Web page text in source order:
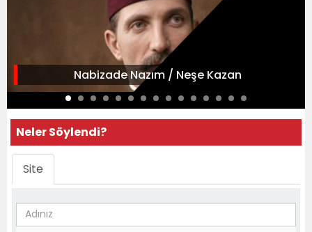
Nabizade Nazım / Neşe Kazan
Neler Söylendi?
Site